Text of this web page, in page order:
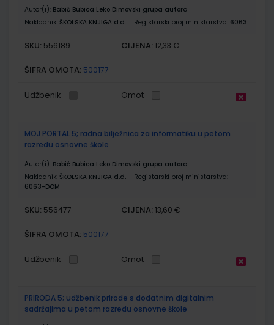
Autor(i): Babić Bubica Leko Dimovski grupa autora
Nakladnik: ŠKOLSKA KNJIGA d.d. Registarski broj ministarstva: 6063
SKU: 556189 CIJENA: 12,33 €
ŠIFRA OMOTA: 500177
Udžbenik Omot
MOJ PORTAL 5; radna bilježnica za informatiku u petom
razredu osnovne škole
Autor(i): Babić Bubica Leko Dimovski grupa autora
Nakladnik: ŠKOLSKA KNJIGA d.d.
Registarski broj ministarstva:
6063-DOM
SKU: 556477 CIJENA: 13,60 €
ŠIFRA OMOTA: 500177
Udžbenik Omot
PRIRODA 5; udžbenik prirode s dodatnim digitalnim
sadržajima u petom razredu osnovne škole